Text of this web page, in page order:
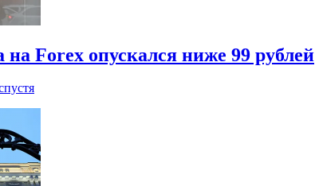
на Forex опускался ниже 99 рублей